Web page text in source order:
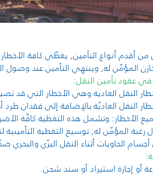
من أقدم أنواع التأمين, يغطّي كافة
المؤمّن له, وينتهي التأمين عند وصول
في عقود تأمين النقل:
النقل العادية وهي الأخطار التي قد
النقل العاديّة بالإضافة إلى فقدان طرد
الأخطار: وتشمل هذه التغطية كافّة
المؤمّن له, توسيع التغطية التأمينية
الحاويات أثناء النقل البرّي والبحري